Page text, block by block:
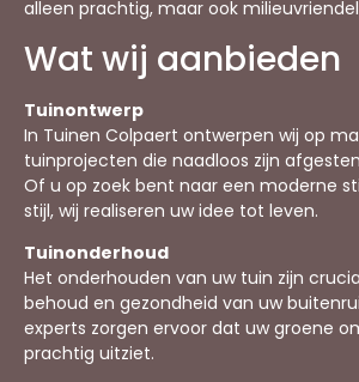
alleen prachtig, maar ook
Wat wij aanbieden
Tuinontwerp
In Tuinen Colpaert ontwerpen wij op
tuinprojecten die naadloos zijn
Of u op zoek bent naar een moderne
stijl, wij realiseren uw idee tot leven.
Tuinonderhoud
Het onderhouden van uw tuin zijn
behoud en gezondheid van uw
experts zorgen ervoor dat uw groene
prachtig uitziet.